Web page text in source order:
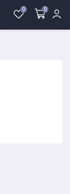
0 0
Регистрация